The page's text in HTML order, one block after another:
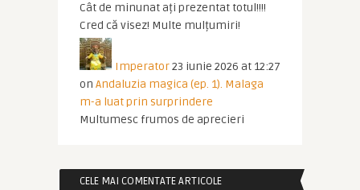
Cât de minunat ați prezentat totul!!!!
Cred că visez! Multe mulțumiri!
Imperator23 iunie 2026 at 12:27
on Andaluzia magica (ep. 1). Malaga
m-a luat prin surprindere
Multumesc frumos de aprecieri
CELE MAI COMENTATE ARTICOLE